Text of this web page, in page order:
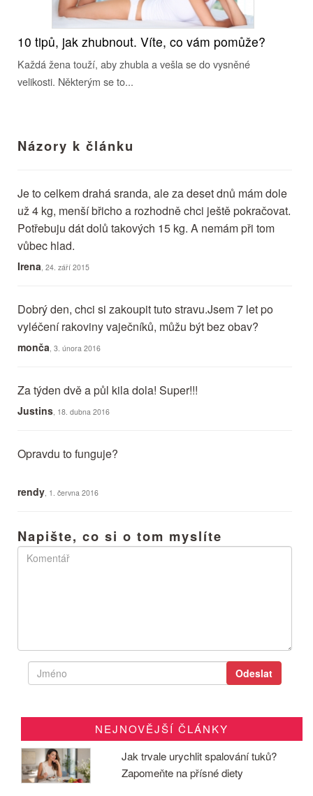
10 tipů, jak zhubnout. Víte, co vám pomůže?
Každá žena touží, aby zhubla a vešla se do vysněné
velikosti. Některým se to...
Názory k článku
Je to celkem drahá sranda, ale za deset dnů mám dole
už 4 kg, menší břicho a rozhodně chci ještě pokračovat.
Potřebuju dát dolů takových 15 kg. A nemám při tom
vůbec hlad.
Irena , 24. září 2015
Dobrý den, chci si zakoupit tuto stravu.Jsem 7 let po
vyléčení rakoviny vaječníků, můžu být bez obav?
monča , 3. února 2016
Za týden dvě a půl kila dola! Super!!!
Justins , 18. dubna 2016
Opravdu to funguje?
rendy , 1. června 2016
Napište, co si o tom myslíte
NEJNOVĚJŠÍ ČLÁNKY
Jak trvale urychlit spalování tuků?
Zapomeňte na přísné diety